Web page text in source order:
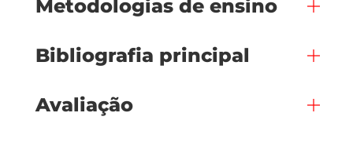
Metodologias de ensino
Bibliografia principal
Avaliação